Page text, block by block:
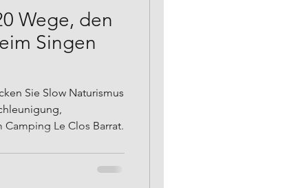
Wege, den
Singen
Sie Slow Naturismus
Le Clos Barrat.